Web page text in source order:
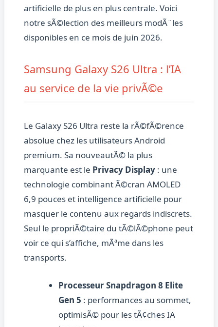
artificielle de plus en plus centrale. Voici
notre sÃ©lection des meilleurs modÃ¨les
disponibles en ce mois de juin 2026.
Samsung Galaxy S26 Ultra : l’IA
au service de la vie privÃ©e
Le Galaxy S26 Ultra reste la rÃ©fÃ©rence
absolue chez les utilisateurs Android
premium. Sa nouveautÃ© la plus
marquante est le Privacy Display: une
technologie combinant Ã©cran AMOLED
6,9 pouces et intelligence artificielle pour
masquer le contenu aux regards indiscrets.
Seul le propriÃ©taire du tÃ©lÃ©phone peut
voir ce qui s’affiche, mÃªme dans les
transports.
Processeur Snapdragon 8 Elite
Gen 5 : performances au sommet,
optimisÃ© pour les tÃ¢ches IA